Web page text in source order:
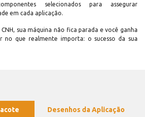
selecionados para assegurar
em cada aplicação.
sua máquina não fica parada e você ganha
no que realmente importa: o sucesso da sua
Desenhos da Aplicação